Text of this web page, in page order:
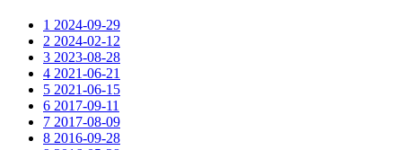
1 2024-09-29
2 2024-02-12
3 2023-08-28
4 2021-06-21
5 2021-06-15
6 2017-09-11
7 2017-08-09
8 2016-09-28